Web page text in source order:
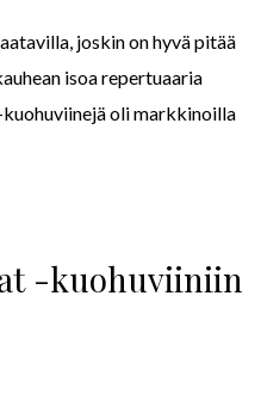
joskin on hyvä pitää
isoa repertuaaria
kuohuviinejä oli markkinoilla
-kuohuviiniin